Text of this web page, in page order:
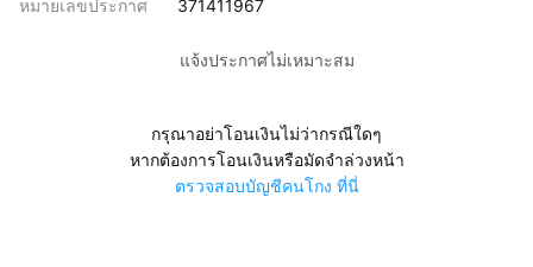
หมายเลขประกาศ
371411967
แจ้งประกาศไม่เหมาะสม
กรุณาอย่าโอนเงินไม่ว่ากรณีใดๆ
หากต้องการโอนเงินหรือมัดจำล่วงหน้า
ตรวจสอบบัญชีคนโกง ที่นี่